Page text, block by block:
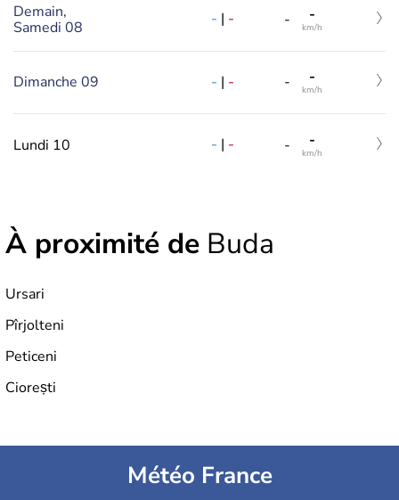
Demain,
Samedi 08
- | - - -
km/h
Dimanche 09 - | - - -
km/h
Lundi 10 - | - - -
km/h
À proximité de Buda
Ursari
Pîrjolteni
Peticeni
Ciorești
Météo France